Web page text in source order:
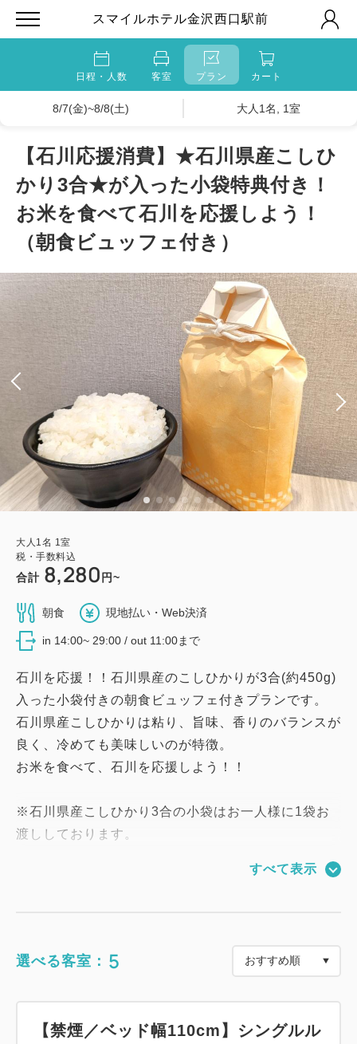
スマイルホテル金沢西口駅前
日程・人数 客室 プラン カート
8/7(金)~8/8(土) 大人1名, 1室
【石川応援消費】★石川県産こしひ
かり3合★が入った小袋特典付き！
お米を食べて石川を応援しよう！
（朝食ビュッフェ付き）
大人 1 名 1 室
税・手数料込
合計 8,280 円~
朝食 現地払い・Web決済
in 14:00~ 29:00 / out 11:00まで
石川を応援！！石川県産のこしひかりが3合(約450g)
入った小袋付きの朝食ビュッフェ付きプランです。
石川県産こしひかりは粘り、旨味、香りのバランスが
良く、冷めても美味しいのが特徴。
お米を食べて、石川を応援しよう！！
※石川県産こしひかり3合の小袋はお一人様に1袋お
渡ししております。
ません。あらかじめご了承くださいませ。）
◇◇ 2021年11月28日グランドオープン ◇◇金沢駅
頂けるよう、多彩なお部屋をご用意しております。
すべて表示
選べる客室： 5
【禁煙／ベッド幅110cm】シングルル